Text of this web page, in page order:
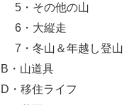
5・その他の山
6・大縦走
7・冬山＆年越し登山
B・山道具
D・移住ライフ